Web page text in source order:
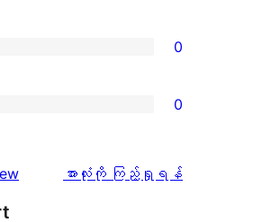
0
0
သုံးသပ်
အားလုံးကို ကြည့်ရှုရန်